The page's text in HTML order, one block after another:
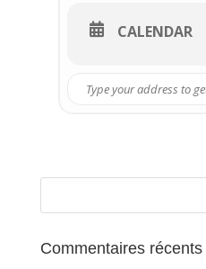
CALENDAR
Commentaires récents